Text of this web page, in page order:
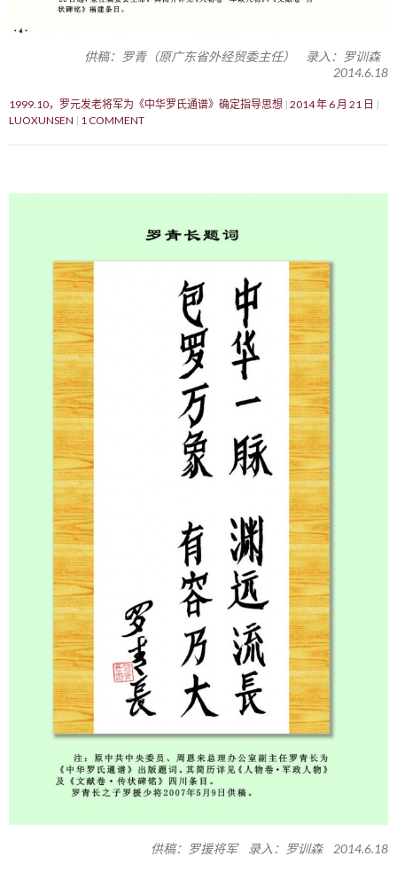
供稿：罗青（原广东省外经贸委主任） 录入：罗训森
2014.6.18
1999.10，罗元发老将军为《中华罗氏通谱》确定指导思想 2014 年 6 月 21 日
LUOXUNSEN
1 COMMENT
供稿：罗援将军 录入：罗训森 2014.6.18